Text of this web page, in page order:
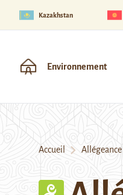
Kazakhstan
Environnement
Accueil